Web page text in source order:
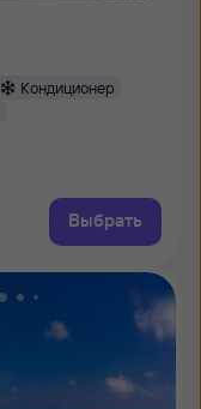
Кондиционер
Выбрать